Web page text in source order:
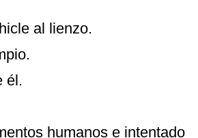
al lienzo.
él.
humanos e intentado